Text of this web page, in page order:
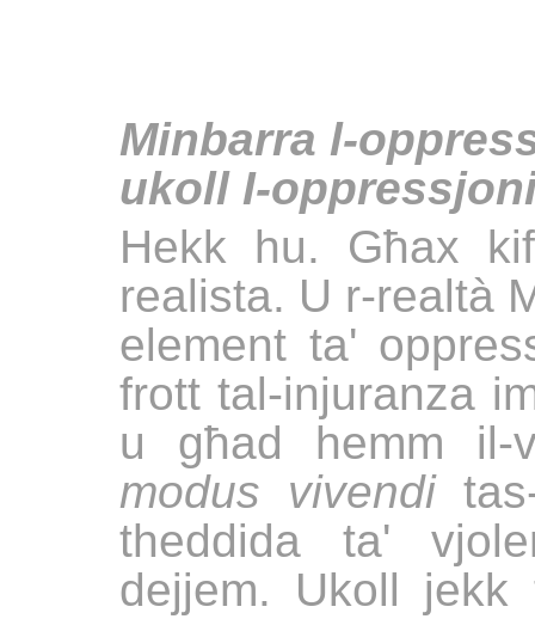
Minbarra l-
ukoll I-
Hekk hu. Għax
realista. U r-realtà
element ta'
frott tal-injuranza
u għad hemm il-
modus
vivendi
theddida ta'
dejjem. Ukoll jekk